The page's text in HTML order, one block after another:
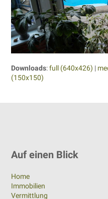
Downloads:full (640x426) |
(150x150)
Auf einen Blick
Home
Immobilien
Vermittlung